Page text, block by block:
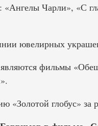
«Ангелы Чарли», «С
ювелирных
фильмы
«Золотой глобус» за